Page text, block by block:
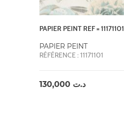
PAPIER PEINT REF = 11171101
PAPIER PEINT
RÉFÉRENCE : 11171101
د.ت